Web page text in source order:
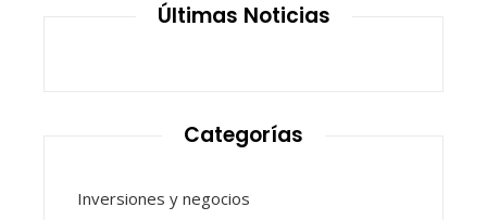
Últimas Noticias
Categorías
Inversiones y negocios